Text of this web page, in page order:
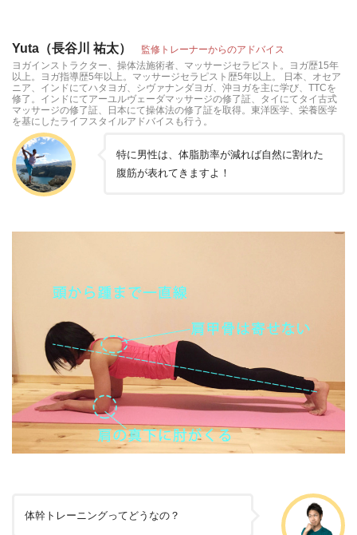
Yuta（長谷川 祐太） 監修トレーナーからのアドバイス
ヨガインストラクター、操体法施術者、マッサージセラピスト。ヨガ歴15年
以上。ヨガ指導歴5年以上。マッサージセラピスト歴5年以上。 日本、オセア
ニア、インドにてハタヨガ、シヴァナンダヨガ、沖ヨガを主に学び、TTCを
修了。インドにてアーユルヴェーダマッサージの修了証、タイにてタイ古式
マッサージの修了証、日本にて操体法の修了証を取得。東洋医学、栄養医学
を基にしたライフスタイルアドバイスも行う。
特に男性は、体脂肪率が減れば自然に割れた
腹筋が表れてきますよ！
体幹トレーニングってどうなの？